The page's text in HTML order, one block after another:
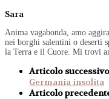
Sara
Anima vagabonda, amo
nei borghi salentini o deserti
la Terra e il Cuore. Mi trovi
Articolo successivo
Germania insolita
Articolo